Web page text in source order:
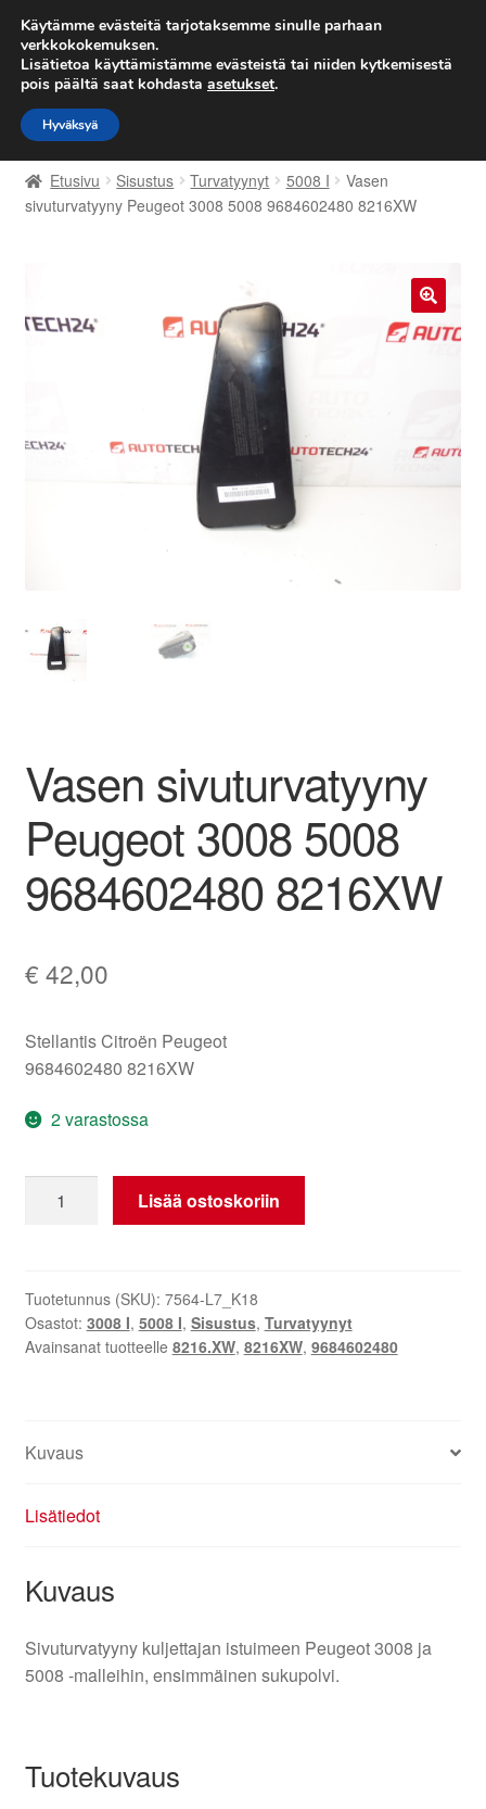
TOIMITUS alkaen 7 EUR
Siirry
navigointiin
Siirry
sisältöön
Etusivu
Kärry
Kuljetus
Maailmanlaajuinen toimitus
Tarkista
Tilini
Valitukset
Etusivu Sisustus Turvatyynyt 5008 I
Vasen
sivuturvatyyny Peugeot 3008 5008 9684602480 8216XW
🔍
Vasen sivuturvatyyny
Peugeot 3008 5008
9684602480 8216XW
€ 42,00
Stellantis Citroën Peugeot
9684602480 8216XW
2 varastossa
sivuturvatyyny
5008
9684602480
8216XW
Lisää ostoskoriin
Tuotetunnus (SKU): 7564-L7_K18
Osastot: 3008 I, 5008 I, Sisustus, Turvatyynyt
Avainsanat tuotteelle 8216.XW, 8216XW, 9684602480
Kuvaus
Lisätiedot
Kuvaus
Sivuturvatyyny kuljettajan istuimeen Peugeot 3008 ja
5008 -malleihin, ensimmäinen sukupolvi.
Tuotekuvaus
Käytämme evästeitä tarjotaksemme sinulle parhaan
verkkokokemuksen.
Lisätietoa käyttämistämme evästeistä tai niiden kytkemisestä
pois päältä saat kohdasta asetukset.
Hyväksyä